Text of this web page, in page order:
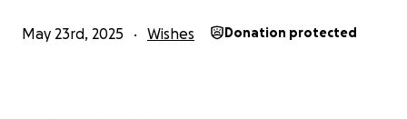
May 23rd, 2025 Wishes Donation protected